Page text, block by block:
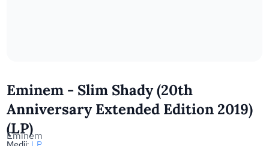
Eminem - Slim Shady (20th
Anniversary Extended Edition 2019)
(LP)
Eminem